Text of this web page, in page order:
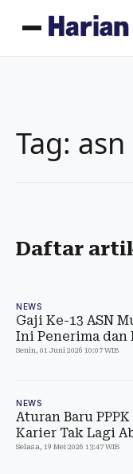
Tag: asn
Daftar
NEWS
Gaji Ke-13 ASN
Ini Penerima dan
Senin, 01 Juni 2026 10:07 WIB
NEWS
Aturan Baru
Karier Tak Lagi
Selasa, 19 Mei 2026 13:47 WIB